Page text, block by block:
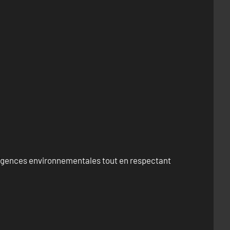
environnementales tout en respectant